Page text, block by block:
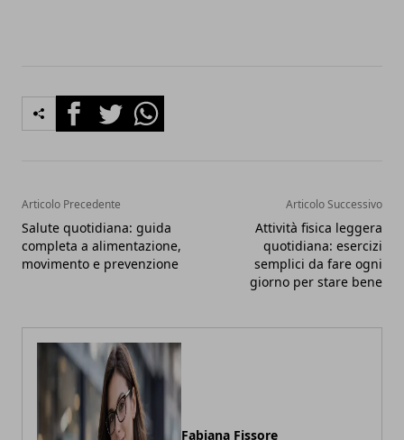
FacebookTwitterWhatsapp
Articolo Precedente
Salute quotidiana: guida
completa a alimentazione,
movimento e prevenzione
Articolo Successivo
Attività fisica leggera
quotidiana: esercizi
semplici da fare ogni
giorno per stare bene
Fabiana Fissore